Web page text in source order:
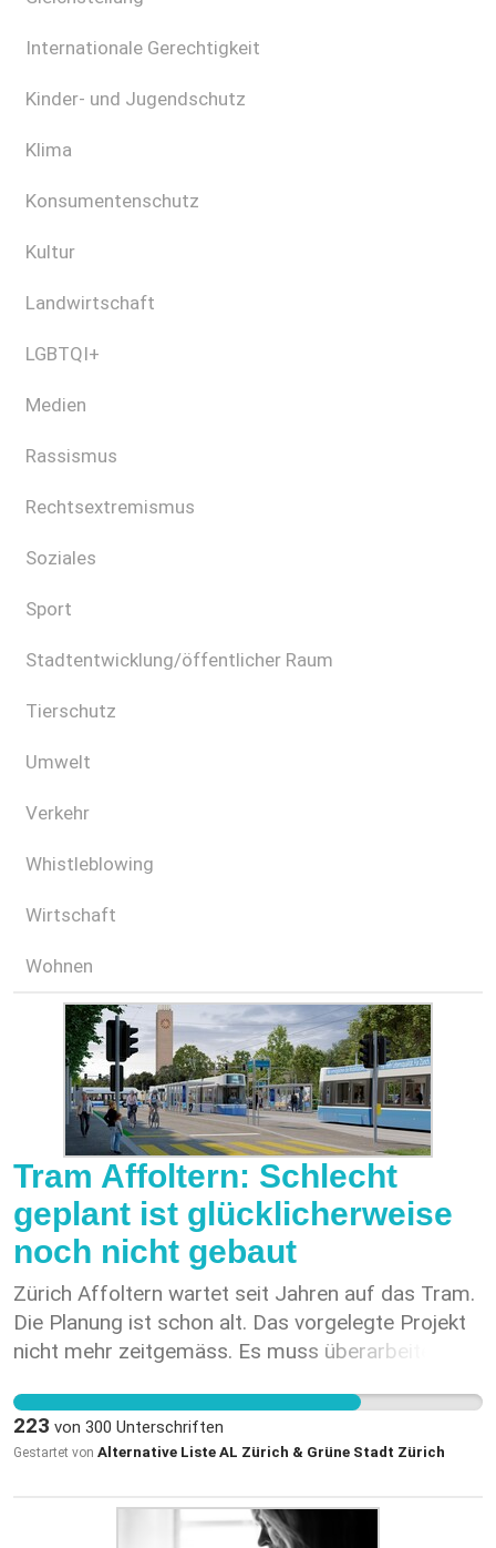
Internationale Gerechtigkeit
Kinder- und Jugendschutz
Klima
Konsumentenschutz
Kultur
Landwirtschaft
LGBTQI+
Medien
Rassismus
Rechtsextremismus
Soziales
Sport
Stadtentwicklung/öffentlicher Raum
Tierschutz
Umwelt
Verkehr
Whistleblowing
Wirtschaft
Wohnen
Tram Affoltern: Schlecht
geplant ist glücklicherweise
noch nicht gebaut
Zürich Affoltern wartet seit Jahren auf das Tram.
Die Planung ist schon alt. Das vorgelegte Projekt
nicht mehr zeitgemäss. Es muss überarbeitet
Rücksicht genommen werden. Beim aktuellen
Projekt wird neben der neuen Tramlinie auch die
der Platz eng ist, fahren die Autos näher an den
223 von 300 Unterschriften
Gestartet von Alternative Liste AL Zürich & Grüne Stadt Zürich